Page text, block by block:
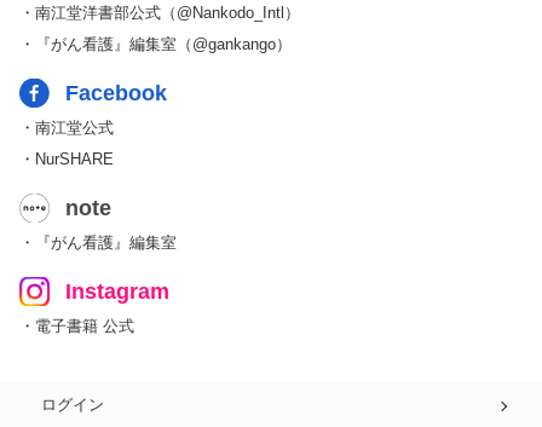
・南江堂洋書部公式（@Nankodo_Intl）
・『がん看護』編集室（@gankango）
Facebook
・南江堂公式
・NurSHARE
note
・『がん看護』編集室
Instagram
・電子書籍 公式
ログイン